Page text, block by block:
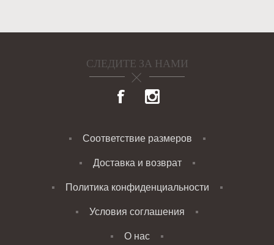
СЛЕДИТЕ ЗА НАМИ
Соответствие размеров
Доставка и возврат
Политика конфиденциальности
Условия соглашения
О нас